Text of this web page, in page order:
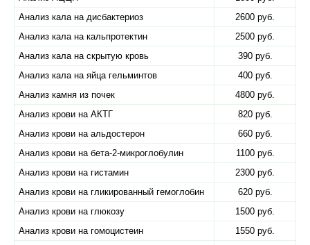
Анализ кала на дисбактериоз
2600 руб.
Анализ кала на кальпротектин
2500 руб.
Анализ кала на скрытую кровь
390 руб.
Анализ кала на яйца гельминтов
400 руб.
Анализ камня из почек
4800 руб.
Анализ крови на АКТГ
820 руб.
Анализ крови на альдостерон
660 руб.
Анализ крови на бета-2-микроглобулин
1100 руб.
Анализ крови на гистамин
2300 руб.
Анализ крови на гликированный гемоглобин
620 руб.
Анализ крови на глюкозу
1500 руб.
Анализ крови на гомоцистеин
1550 руб.